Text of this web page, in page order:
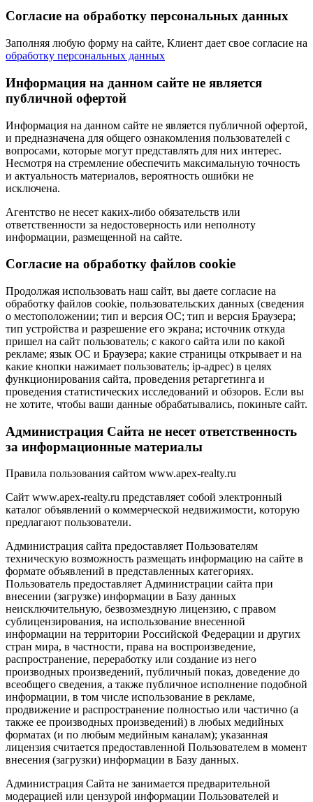
Согласие на обработку персональных данных
Заполняя любую форму на сайте, Клиент дает свое согласие на
обработку персональных данных
Информация на данном сайте не является
публичной офертой
Информация на данном сайте не является публичной офертой,
и предназначена для общего ознакомления пользователей с
вопросами, которые могут представлять для них интерес.
Несмотря на стремление обеспечить максимальную точность
и актуальность материалов, вероятность ошибки не
исключена.
Агентство не несет каких-либо обязательств или
ответственности за недостоверность или неполноту
информации, размещенной на сайте.
Cогласие на обработку файлов cookie
Продолжая использовать наш сайт, вы даете согласие на
обработку файлов cookie, пользовательских данных (сведения
о местоположении; тип и версия ОС; тип и версия Браузера;
тип устройства и разрешение его экрана; источник откуда
пришел на сайт пользователь; с какого сайта или по какой
рекламе; язык ОС и Браузера; какие страницы открывает и на
какие кнопки нажимает пользователь; ip-адрес) в целях
функционирования сайта, проведения ретаргетинга и
проведения статистических исследований и обзоров. Если вы
не хотите, чтобы ваши данные обрабатывались, покиньте сайт.
Администрация Сайта не несет ответственность
за информационные материалы
Правила пользования сайтом www.apex-realty.ru
Сайт www.apex-realty.ru представляет собой электронный
каталог объявлений о коммерческой недвижимости, которую
предлагают пользователи.
Администрация сайта предоставляет Пользователям
техническую возможность размещать информацию на сайте в
формате объявлений в представленных категориях.
Пользователь предоставляет Администрации сайта при
внесении (загрузке) информации в Базу данных
неисключительную, безвозмездную лицензию, с правом
сублицензирования, на использование внесенной
информации на территории Российской Федерации и других
стран мира, в частности, права на воспроизведение,
распространение, переработку или создание из него
производных произведений, публичный показ, доведение до
всеобщего сведения, а также публичное исполнение подобной
информации, в том числе использование в рекламе,
продвижение и распространение полностью или частично (а
также ее производных произведений) в любых медийных
форматах (и по любым медийным каналам); указанная
лицензия считается предоставленной Пользователем в момент
внесения (загрузки) информации в Базу данных.
Администрация Сайта не занимается предварительной
модерацией или цензурой информации Пользователей и